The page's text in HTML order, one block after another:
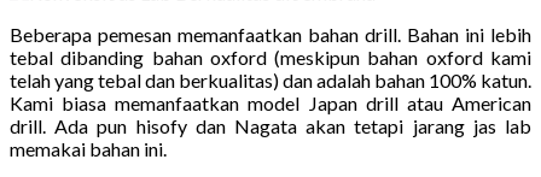
Beberapa pemesan memanfaatkan bahan drill. Bahan ini lebih
tebal dibanding bahan oxford (meskipun bahan oxford kami
telah yang tebal dan berkualitas) dan adalah bahan 100% katun.
Kami biasa memanfaatkan model Japan drill atau American
drill. Ada pun hisofy dan Nagata akan tetapi jarang jas lab
memakai bahan ini.